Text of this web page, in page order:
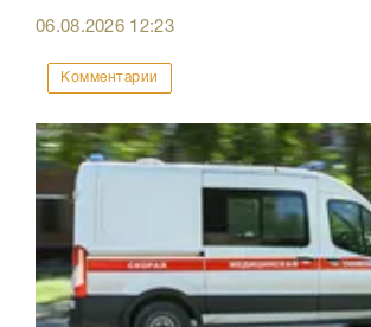
06.08.2026 12:23
Комментарии